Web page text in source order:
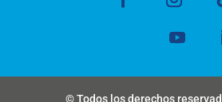
© Todos los derechos